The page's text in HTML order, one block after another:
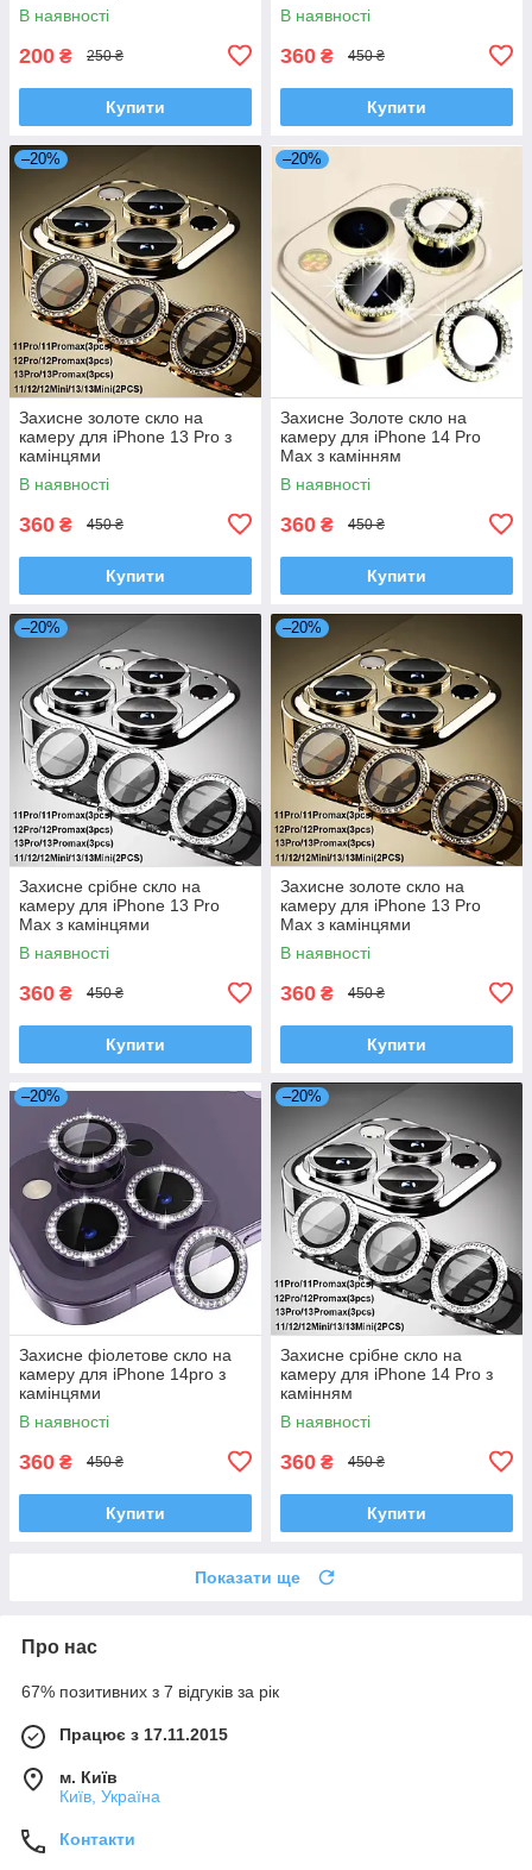
В наявності
200 ₴ 250 ₴
Купити
В наявності
360 ₴ 450 ₴
Купити
–20%
Захисне золоте скло на
камеру для iPhone 13 Pro з
камінцями
В наявності
360 ₴ 450 ₴
Купити
–20%
Захисне Золоте скло на
камеру для iPhone 14 Pro
Max з камінням
В наявності
360 ₴ 450 ₴
Купити
–20%
Захисне срібне скло на
камеру для iPhone 13 Pro
Max з камінцями
В наявності
360 ₴ 450 ₴
Купити
–20%
Захисне золоте скло на
камеру для iPhone 13 Pro
Max з камінцями
В наявності
360 ₴ 450 ₴
Купити
–20%
Захисне фіолетове скло на
камеру для iPhone 14pro з
камінцями
В наявності
360 ₴ 450 ₴
Купити
–20%
Захисне срібне скло на
камеру для iPhone 14 Pro з
камінням
В наявності
360 ₴ 450 ₴
Купити
Показати ще
Про нас
67% позитивних з 7 відгуків за рік
Працює з 17.11.2015
м. Київ
Київ, Україна
Контакти